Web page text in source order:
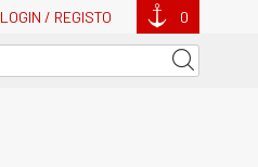
LOGIN / REGISTO 0